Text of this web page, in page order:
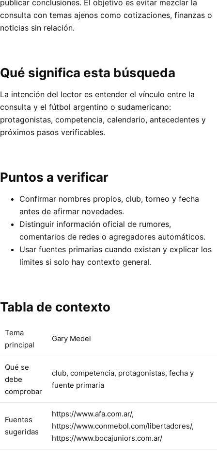
publicar conclusiones. El objetivo es evitar mezclar la
consulta con temas ajenos como cotizaciones, finanzas o
noticias sin relación.
Qué significa esta búsqueda
La intención del lector es entender el vínculo entre la
consulta y el fútbol argentino o sudamericano:
protagonistas, competencia, calendario, antecedentes y
próximos pasos verificables.
Puntos a verificar
Confirmar nombres propios, club, torneo y fecha
antes de afirmar novedades.
Distinguir información oficial de rumores,
comentarios de redes o agregadores automáticos.
Usar fuentes primarias cuando existan y explicar los
límites si solo hay contexto general.
Tabla de contexto
Tema
principal
Gary Medel
Qué se
debe
comprobar
club, competencia, protagonistas, fecha y
fuente primaria
Fuentes
sugeridas
https://www.afa.com.ar/,
https://www.conmebol.com/libertadores/,
https://www.bocajuniors.com.ar/